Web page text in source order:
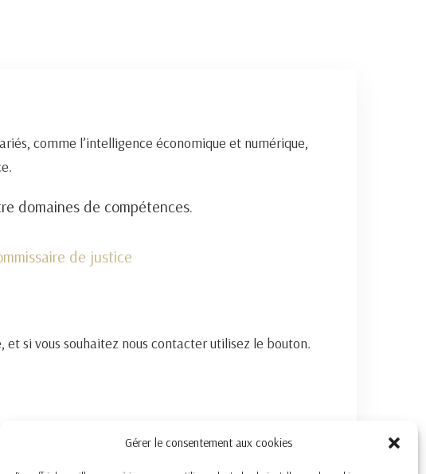
Gérer le consentement aux cookies
comme l’intelligence économique et numérique,
domaines de compétences.
de justice
si vous souhaitez nous contacter utilisez le bouton.